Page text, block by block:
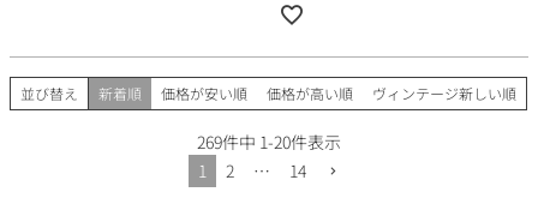
並び替え 新着順 価格が安い順 価格が高い順 ヴィンテージ新しい順
269件中 1-20件表示
1
2 … 14